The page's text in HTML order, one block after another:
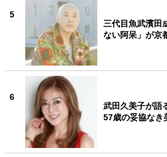
5
三代目魚武濱田
ない阿呆」が京
6
武田久美子が語
57歳の妥協な